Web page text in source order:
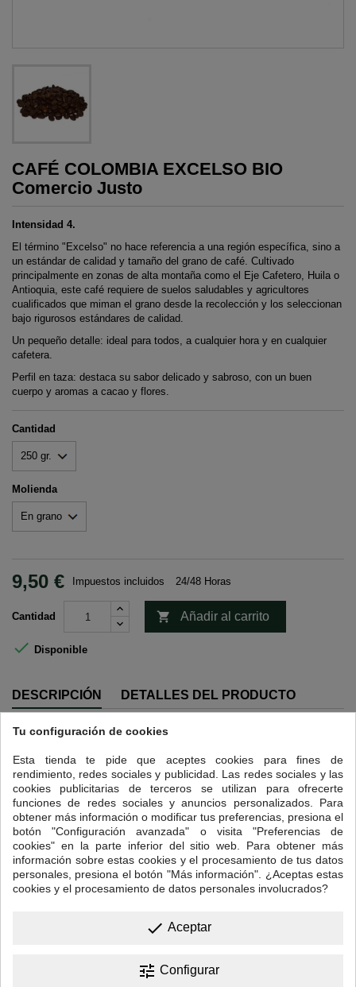
CAFÉ COLOMBIA EXCELSO BIO
Comercio Justo
Intensidad 4.
El término "Excelso" no hace referencia a una región específica, sino a
un estándar de calidad y tamaño del grano de café. Cultivado
principalmente en zonas de alta montaña como el Eje Cafetero, Huila o
Antioquia, este café requiere de suelos saludables y agricultores
cualificados que miman el grano desde la recolección y los seleccionan
bajo rigurosos estándares de calidad.
Un pequeño detalle: ideal para todos, a cualquier hora y en cualquier
cafetera.
Perfil en taza: destaca su sabor delicado y sabroso, con un buen
cuerpo y aromas a cacao y flores.
Cantidad
Molienda
9,50 € Impuestos incluidos 24/48 Horas
Cantidad  Añadir al carrito
 Disponible
DESCRIPCIÓN DETALLES DEL PRODUCTO
Intensidad 4.
El término "Excelso" no hace referencia a una región específica, sino a
un estándar de calidad y tamaño del grano de café. Cultivado
principalmente en zonas de alta montaña como el Eje Cafetero, Huila o
Antioquia, este café requiere de suelos saludables y agricultores
cualificados que miman el grano desde la recolección y los seleccionan
bajo rigurosos estándares de calidad.
Un pequeño detalle: ideal para todos, a cualquier hora y en cualquier
cafetera.
Perfil en taza: destaca su sabor delicado y sabroso, con un buen
cuerpo y aromas a cacao y flores.
13 OTROS PRODUCTOS EN LA MISMA CATEGORÍA:
Tu configuración de cookies
Esta tienda te pide que aceptes cookies para fines de
rendimiento, redes sociales y publicidad. Las redes sociales y las
cookies publicitarias de terceros se utilizan para ofrecerte
funciones de redes sociales y anuncios personalizados. Para
obtener más información o modificar tus preferencias, presiona el
botón "Configuración avanzada" o visita "Preferencias de
cookies" en la parte inferior del sitio web. Para obtener más
información sobre estas cookies y el procesamiento de tus datos
personales, presiona el botón "Más información". ¿Aceptas estas
cookies y el procesamiento de datos personales involucrados?
done Aceptar
tune Configurar